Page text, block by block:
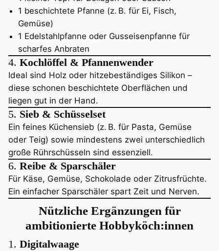
1 beschichtete Pfanne (z. B. für Ei, Fisch,
Gemüse)
1 Edelstahlpfanne oder Gusseisenpfanne für
scharfes Anbraten
4. Kochlöffel & Pfannenwender
Ideal sind Holz oder hitzebeständiges Silikon –
diese schonen beschichtete Oberflächen und
liegen gut in der Hand.
5. Sieb & Schüsselset
Ein feines Küchensieb (z. B. für Pasta, Gemüse
oder Teig) sowie mindestens zwei unterschiedlich
große Rührschüsseln sind essenziell.
6. Reibe & Sparschäler
Für Käse, Gemüse, Schokolade oder Zitrusfrüchte.
Ein einfacher Sparschäler spart Zeit und Nerven.
Nützliche Ergänzungen für
ambitionierte Hobbyköch:innen
1. Digitalwaage